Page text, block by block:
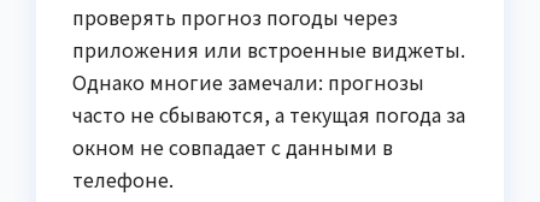
проверять прогноз погоды через
приложения или встроенные виджеты.
Однако многие замечали: прогнозы
часто не сбываются, а текущая погода за
окном не совпадает с данными в
телефоне.